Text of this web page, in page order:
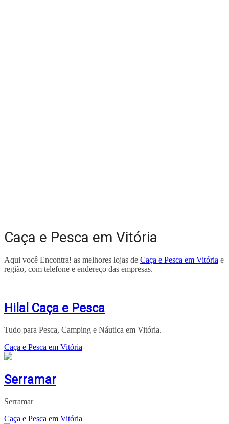
Caça e Pesca em Vitória
Aqui você Encontra! as melhores lojas de Caça e Pesca em Vitória e
região, com telefone e endereço das empresas.
Hilal Caça e Pesca
Tudo para Pesca, Camping e Náutica em Vitória.
Caça e Pesca em Vitória
Serramar
Serramar
Caça e Pesca em Vitória